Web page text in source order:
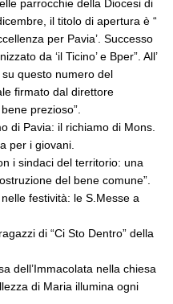
parrocchie della Diocesi di
il titolo di apertura è “
per Pavia’. Successo
da ‘il Ticino’ e Bper”. All’
questo numero del
firmato dal direttore
prezioso”.
di Pavia: il richiamo di Mons.
per i giovani.
i sindaci del territorio: una
del bene comune”.
festività: le S.Messe a
di “Ci Sto Dentro” della
dell’Immacolata nella chiesa
di Maria illumina ogni